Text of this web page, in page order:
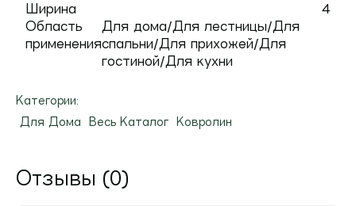
Ширина
4
Область
применения
Для дома/Для лестницы/Для
спальни/Для прихожей/Для
гостиной/Для кухни
Категории:
Для Дома
Весь Каталог Ковролин
Отзывы (0)